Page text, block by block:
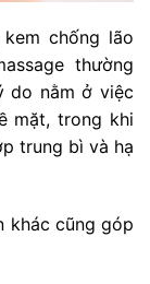
chống lão
thường
do nằm ở việc
mặt, trong khi
trung bì và hạ
khác cũng góp